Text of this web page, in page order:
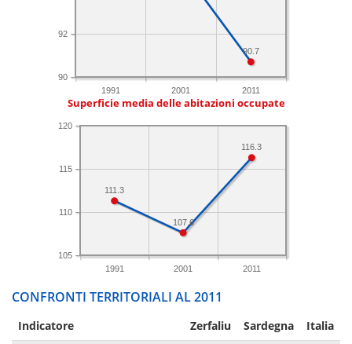
1991 2001 2011
90
92
90.7
Superficie media delle abitazioni occupate
1991 2001 2011
105
110
115
120
116.3
107.6
111.3
CONFRONTI TERRITORIALI AL 2011
Indicatore Zerfaliu Sardegna Italia